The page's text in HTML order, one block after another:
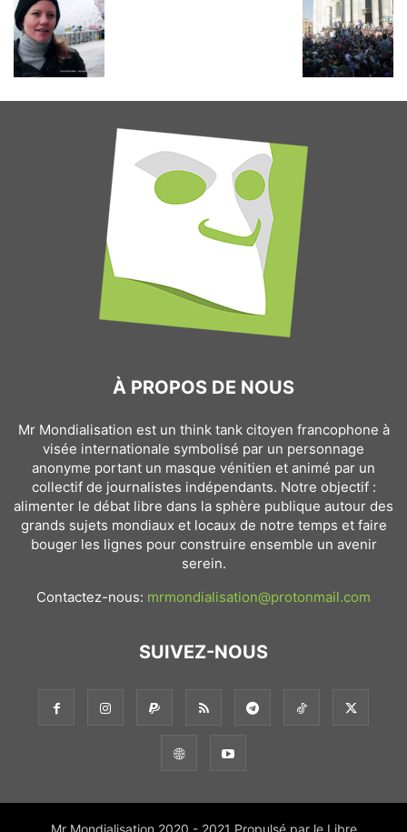
À PROPOS DE NOUS
Mr Mondialisation est un think tank citoyen francophone à
visée internationale symbolisé par un personnage
anonyme portant un masque vénitien et animé par un
collectif de journalistes indépendants. Notre objectif :
alimenter le débat libre dans la sphère publique autour des
grands sujets mondiaux et locaux de notre temps et faire
bouger les lignes pour construire ensemble un avenir
serein.
Contactez-nous: mrmondialisation@protonmail.com
SUIVEZ-NOUS
Mr Mondialisation 2020 - 2021 Propulsé par le Libre